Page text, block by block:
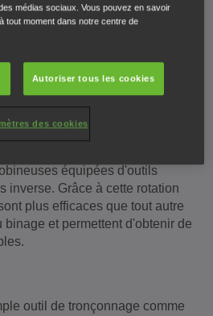
À BOUT DE
se déploient dans
le sol.
équipées d'outils
inverse. Grâce à cette rotation
plus efficaces que tout autre
binage et permettent d'obtenir de
outil de tronçonnage comme
médias sociaux. Vous pouvez en savoir
tout moment dans notre centre de
Autoriser tous les cookies
des cookies